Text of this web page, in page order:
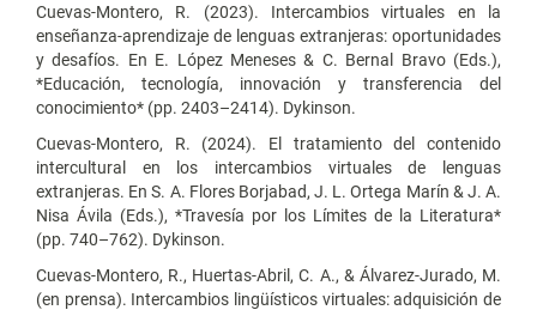
Cuevas-Montero, R. (2023). Intercambios virtuales en la
enseñanza-aprendizaje de lenguas extranjeras: oportunidades
y desafíos. En E. López Meneses & C. Bernal Bravo (Eds.),
*Educación, tecnología, innovación y transferencia del
conocimiento* (pp. 2403–2414). Dykinson.
Cuevas-Montero, R. (2024). El tratamiento del contenido
intercultural en los intercambios virtuales de lenguas
extranjeras. En S. A. Flores Borjabad, J. L. Ortega Marín & J. A.
Nisa Ávila (Eds.), *Travesía por los Límites de la Literatura*
(pp. 740–762). Dykinson.
Cuevas-Montero, R., Huertas-Abril, C. A., & Álvarez-Jurado, M.
(en prensa). Intercambios lingüísticos virtuales: adquisición de